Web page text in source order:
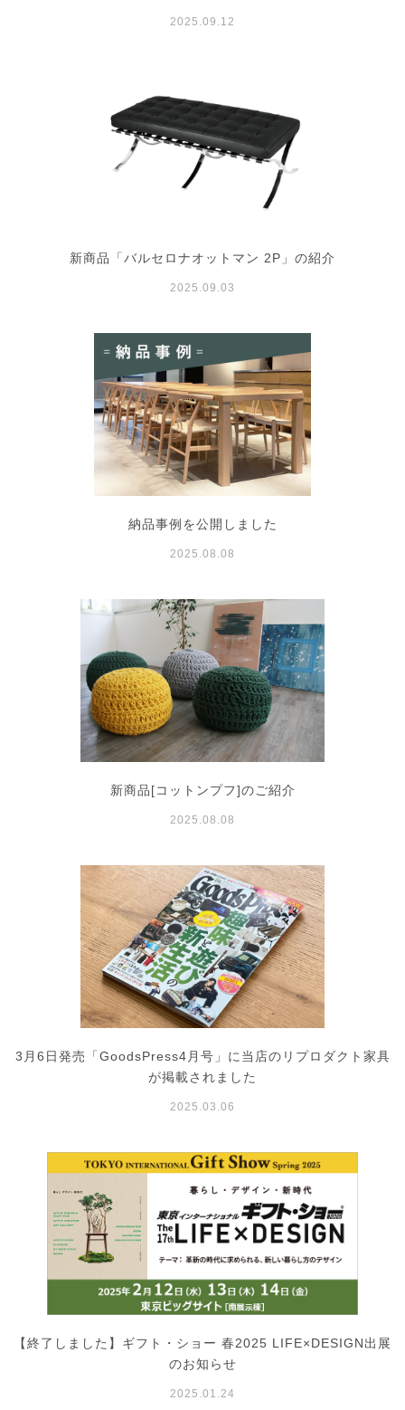
2025.09.12
新商品「バルセロナオットマン 2P」の紹介
2025.09.03
納品事例を公開しました
2025.08.08
新商品[コットンプフ]のご紹介
2025.08.08
3月6日発売「GoodsPress4月号」に当店のリプロダクト家具
が掲載されました
2025.03.06
【終了しました】ギフト・ショー 春2025 LIFE×DESIGN出展
のお知らせ
2025.01.24